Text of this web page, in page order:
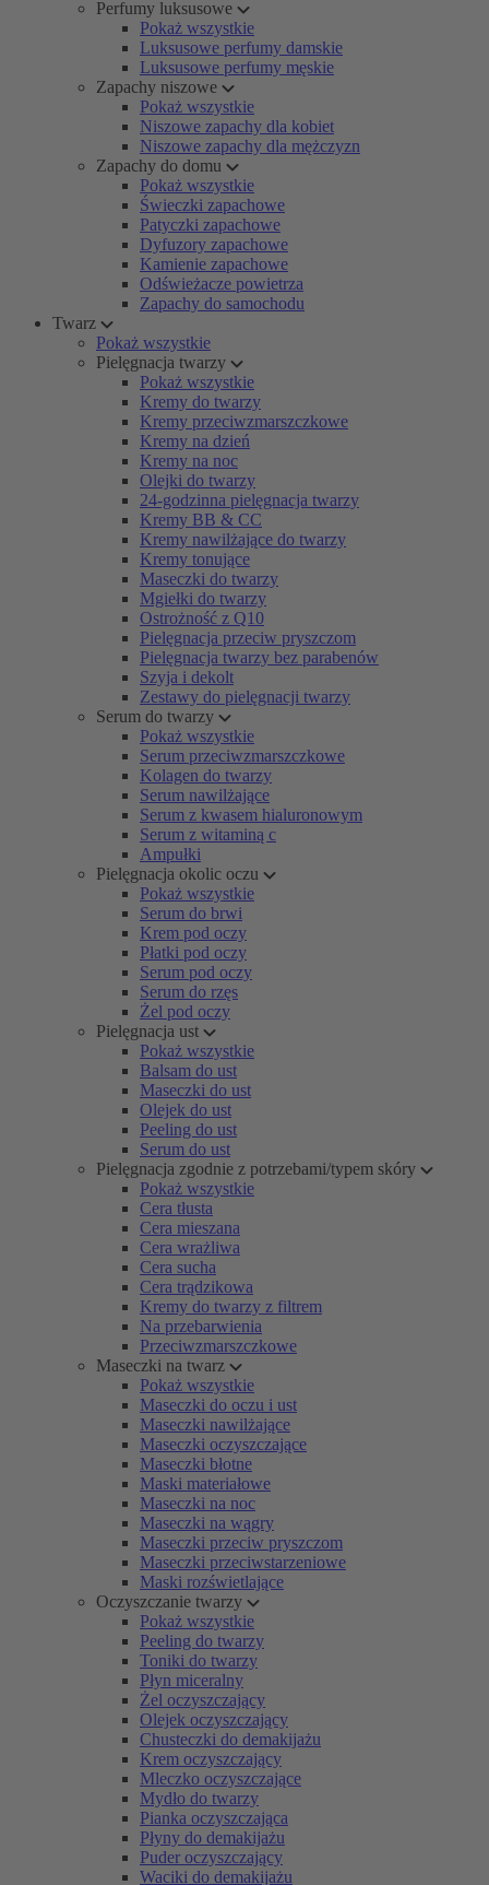
Perfumy luksusowe
Pokaż wszystkie
Luksusowe perfumy damskie
Luksusowe perfumy męskie
Zapachy niszowe
Pokaż wszystkie
Niszowe zapachy dla kobiet
Niszowe zapachy dla mężczyzn
Zapachy do domu
Pokaż wszystkie
Świeczki zapachowe
Patyczki zapachowe
Dyfuzory zapachowe
Kamienie zapachowe
Odświeżacze powietrza
Zapachy do samochodu
Twarz
Pokaż wszystkie
Pielęgnacja twarzy
Pokaż wszystkie
Kremy do twarzy
Kremy przeciwzmarszczkowe
Kremy na dzień
Kremy na noc
Olejki do twarzy
24-godzinna pielęgnacja twarzy
Kremy BB & CC
Kremy nawilżające do twarzy
Kremy tonujące
Maseczki do twarzy
Mgiełki do twarzy
Ostrożność z Q10
Pielęgnacja przeciw pryszczom
Pielęgnacja twarzy bez parabenów
Szyja i dekolt
Zestawy do pielęgnacji twarzy
Serum do twarzy
Pokaż wszystkie
Serum przeciwzmarszczkowe
Kolagen do twarzy
Serum nawilżające
Serum z kwasem hialuronowym
Serum z witaminą c
Ampułki
Pielęgnacja okolic oczu
Pokaż wszystkie
Serum do brwi
Krem pod oczy
Płatki pod oczy
Serum pod oczy
Serum do rzęs
Żel pod oczy
Pielęgnacja ust
Pokaż wszystkie
Balsam do ust
Maseczki do ust
Olejek do ust
Peeling do ust
Serum do ust
Pielęgnacja zgodnie z potrzebami/typem skóry
Pokaż wszystkie
Cera tłusta
Cera mieszana
Cera wrażliwa
Cera sucha
Cera trądzikowa
Kremy do twarzy z filtrem
Na przebarwienia
Przeciwzmarszczkowe
Maseczki na twarz
Pokaż wszystkie
Maseczki do oczu i ust
Maseczki nawilżające
Maseczki oczyszczające
Maseczki błotne
Maski materiałowe
Maseczki na noc
Maseczki na wągry
Maseczki przeciw pryszczom
Maseczki przeciwstarzeniowe
Maski rozświetlające
Oczyszczanie twarzy
Pokaż wszystkie
Peeling do twarzy
Toniki do twarzy
Płyn miceralny
Żel oczyszczający
Olejek oczyszczający
Chusteczki do demakijażu
Krem oczyszczający
Mleczko oczyszczające
Mydło do twarzy
Pianka oczyszczająca
Płyny do demakijażu
Puder oczyszczający
Waciki do demakijażu